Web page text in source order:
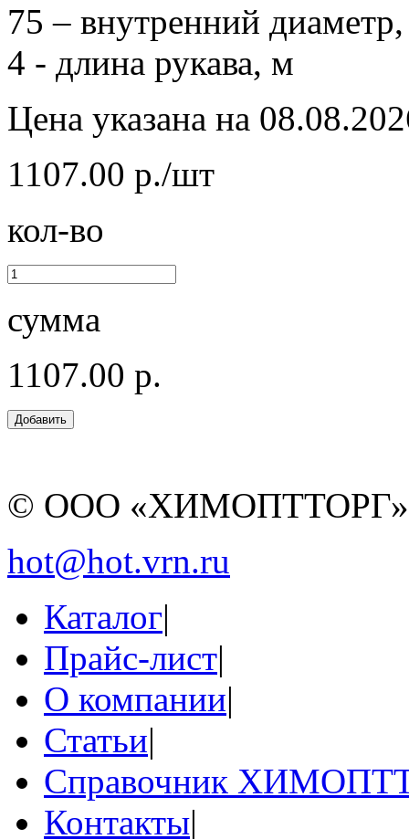
75 – внутренний
4 - длина рукава, м
Цена указана на
1107.00 р./шт
кол-во
сумма
1107.00 р.
© ООО
hot@hot.vrn.ru
Каталог|
Прайс-лист|
О компании|
Статьи|
Справочник
Контакты|